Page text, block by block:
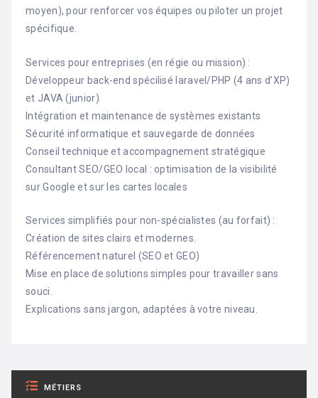
moyen), pour renforcer vos équipes ou piloter un projet
spécifique.
Services pour entreprises (en régie ou mission) :
Développeur back-end spécilisé laravel/PHP (4 ans d’XP)
et JAVA (junior)
Intégration et maintenance de systèmes existants
Sécurité informatique et sauvegarde de données
Conseil technique et accompagnement stratégique
Consultant SEO/GEO local : optimisation de la visibilité
sur Google et sur les cartes locales
Services simplifiés pour non-spécialistes (au forfait) :
Création de sites clairs et modernes.
Référencement naturel (SEO et GEO)
Mise en place de solutions simples pour travailler sans
souci.
Explications sans jargon, adaptées à votre niveau.
MÉTIERS